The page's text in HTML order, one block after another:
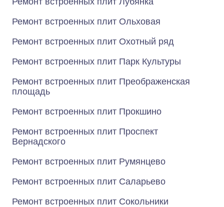
Ремонт встроенных плит Ольховая
Ремонт встроенных плит Охотный ряд
Ремонт встроенных плит Парк Культуры
Ремонт встроенных плит Преображенская
площадь
Ремонт встроенных плит Прокшино
Ремонт встроенных плит Проспект
Вернадского
Ремонт встроенных плит Румянцево
Ремонт встроенных плит Саларьево
Ремонт встроенных плит Сокольники